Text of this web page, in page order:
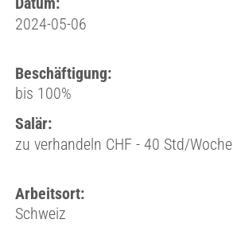
2024-05-06
Beschäftigung:
bis 100%
Salär:
zu verhandeln CHF - 40 Std/Woche
Arbeitsort:
Schweiz